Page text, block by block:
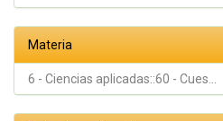
Materia
6 - Ciencias aplicadas::60 - Cues...